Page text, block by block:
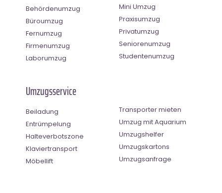
Behördenumzug
Büroumzug
Fernumzug
Firmenumzug
Laborumzug
Mini Umzug
Praxisumzug
Privatumzug
Seniorenumzug
Studentenumzug
Umzugsservice
Beiladung
Entrümpelung
Halteverbotszone
Klaviertransport
Möbellift
Transporter mieten
Umzug mit Aquarium
Umzugshelfer
Umzugskartons
Umzugsanfrage